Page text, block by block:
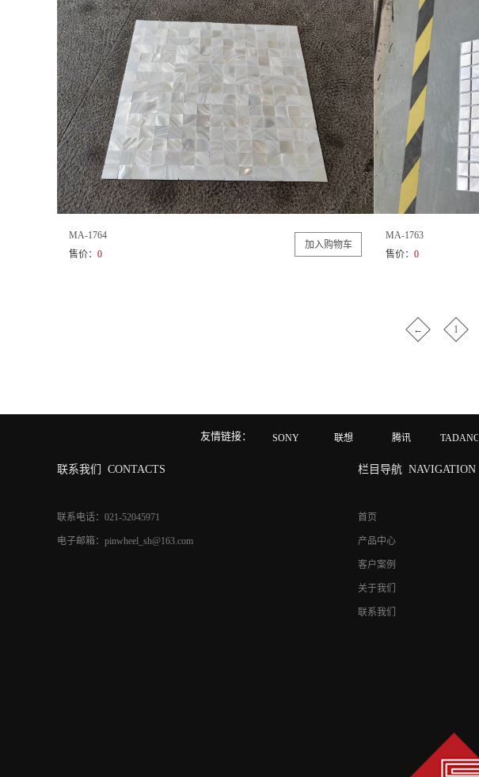
MA-1764
售价： 0
MA-1763
售价： 0
← 1
友情链接： SONY 联想 腾讯 TADANO
联系我们 CONTACTS
联系电话：021-52045971
电子邮箱：pinwheel_sh@163.com
栏目导航 NAVIGATION
首页
产品中心
客户案例
关于我们
联系我们